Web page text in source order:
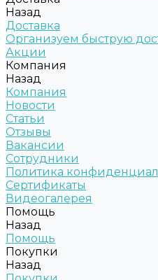
Назад
Доставка
Организуем быструю
Акции
Компания
Назад
Компания
Новости
Статьи
Отзывы
Вакансии
Сотрудники
Политика
Сертификаты
Видеогалерея
Помощь
Назад
Помощь
Покупки
Назад